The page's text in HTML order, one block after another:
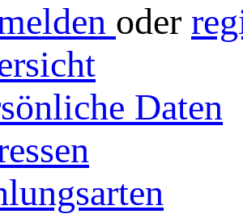
oder
Daten